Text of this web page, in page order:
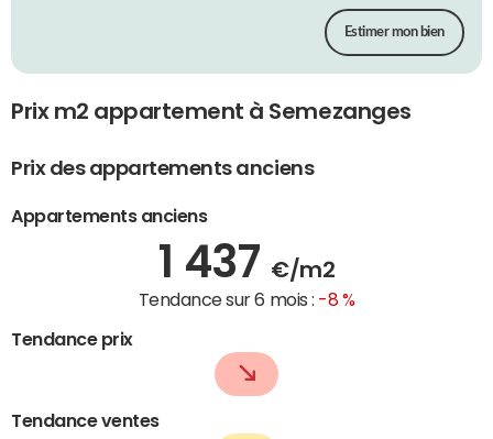
Estimer mon bien
Prix m2 appartement à Semezanges
Prix des appartements anciens
Appartements anciens
1 437 €/m2
Tendance sur 6 mois : -8 %
Tendance prix
Tendance ventes